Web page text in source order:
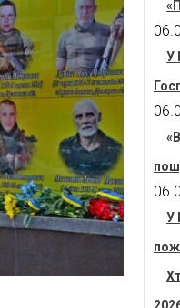
У
У